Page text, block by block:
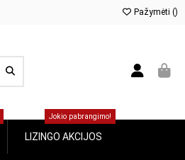
Pažymėti ()
LIZINGO AKCIJOS
Jokio pabrangimo!